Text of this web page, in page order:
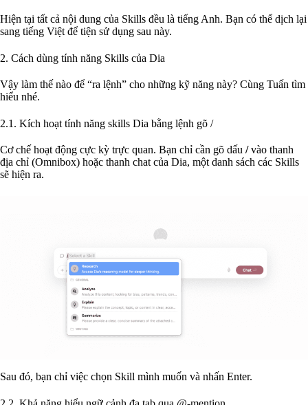
Hiện tại tất cả nội dung của Skills đều là tiếng Anh. Bạn có thể dịch lại
sang tiếng Việt để tiện sử dụng sau này.
2. Cách dùng tính năng Skills của Dia
Vậy làm thế nào để “ra lệnh” cho những kỹ năng này? Cùng Tuấn tìm
hiểu nhé.
2.1. Kích hoạt tính năng skills Dia bằng lệnh gõ /
Cơ chế hoạt động cực kỳ trực quan. Bạn chỉ cần gõ dấu /vào thanh
địa chỉ (Omnibox) hoặc thanh chat của Dia, một danh sách các Skills
sẽ hiện ra.
Sau đó, bạn chỉ việc chọn Skill mình muốn và nhấn Enter.